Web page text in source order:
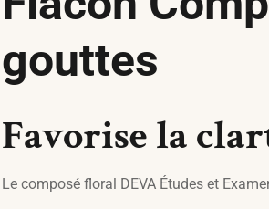
gouttes
Favorise la
Le composé floral DEVA Études et